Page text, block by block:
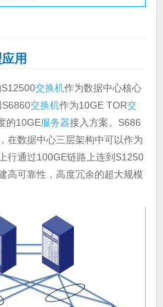
用
交换机作为数据中心核心
S6860交换机作为10GE TOR交
的10GE服务器接入方案。S686
在数据中心三层架构中可以作为
行通过100GE链路上连到S1250
高可靠性，高度冗余的超大规模